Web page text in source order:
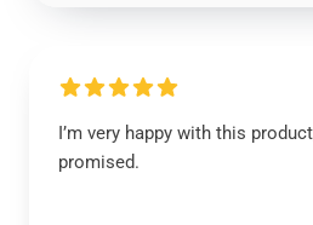
I’m very happy with this
promised.